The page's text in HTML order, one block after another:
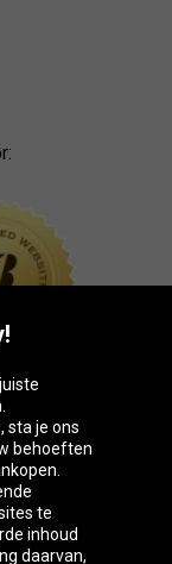
sta je ons
behoeften
te
inhoud
daarvan,